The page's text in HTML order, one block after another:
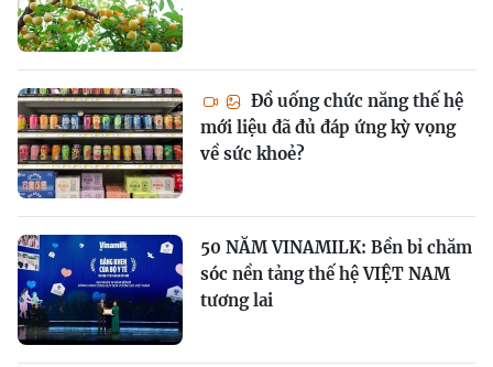
Đồ uống chức năng thế hệ
mới liệu đã đủ đáp ứng kỳ vọng
về sức khoẻ?
50 NĂM VINAMILK: Bền bỉ chăm
sóc nền tảng thế hệ VIỆT NAM
tương lai